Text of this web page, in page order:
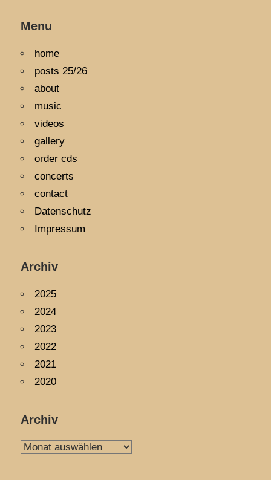
Menu
home
posts 25/26
about
music
videos
gallery
order cds
concerts
contact
Datenschutz
Impressum
Archiv
2025
2024
2023
2022
2021
2020
Archiv
Archiv